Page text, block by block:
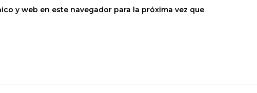
y web en este navegador para la próxima vez que